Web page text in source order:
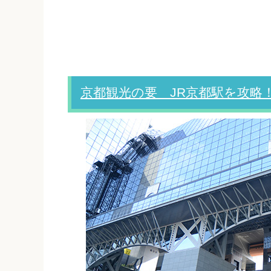
京都観光の要 JR京都駅を攻略